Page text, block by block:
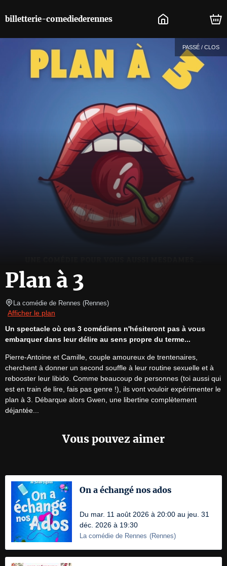
billetterie-comediederennes
PASSÉ / CLOS
Plan à 3
La comédie de Rennes (Rennes)
Afficher le plan
Un spectacle où ces 3 comédiens n'hésiteront pas à vous
embarquer dans leur délire au sens propre du terme...
Pierre-Antoine et Camille, couple amoureux de trentenaires,
cherchent à donner un second souffle à leur routine sexuelle et à
rebooster leur libido. Comme beaucoup de personnes (toi aussi qui
est en train de lire, fais pas genre !), ils vont vouloir expérimenter le
plan à 3. Débarque alors Gwen, une libertine complètement
déjantée...
Vous pouvez aimer
On a échangé nos ados
Du mar. 11 août 2026 à 20:00 au jeu. 31
déc. 2026 à 19:30
La comédie de Rennes (Rennes)